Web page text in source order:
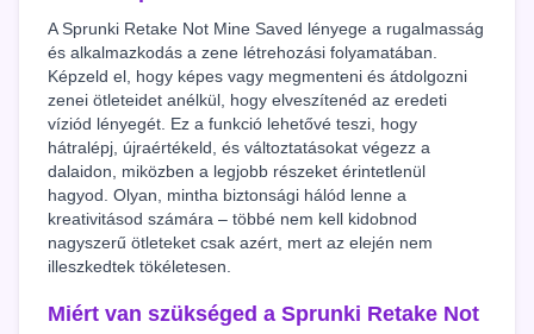
A Sprunki Retake Not Mine Saved lényege a rugalmasság
és alkalmazkodás a zene létrehozási folyamatában.
Képzeld el, hogy képes vagy megmenteni és átdolgozni
zenei ötleteidet anélkül, hogy elveszítenéd az eredeti
víziód lényegét. Ez a funkció lehetővé teszi, hogy
hátralépj, újraértékeld, és változtatásokat végezz a
dalaidon, miközben a legjobb részeket érintetlenül
hagyod. Olyan, mintha biztonsági hálód lenne a
kreativitásod számára – többé nem kell kidobnod
nagyszerű ötleteket csak azért, mert az elején nem
illeszkedtek tökéletesen.
Miért van szükséged a Sprunki Retake Not